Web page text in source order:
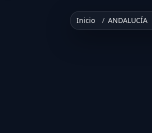
Inicio ANDALUCÍA